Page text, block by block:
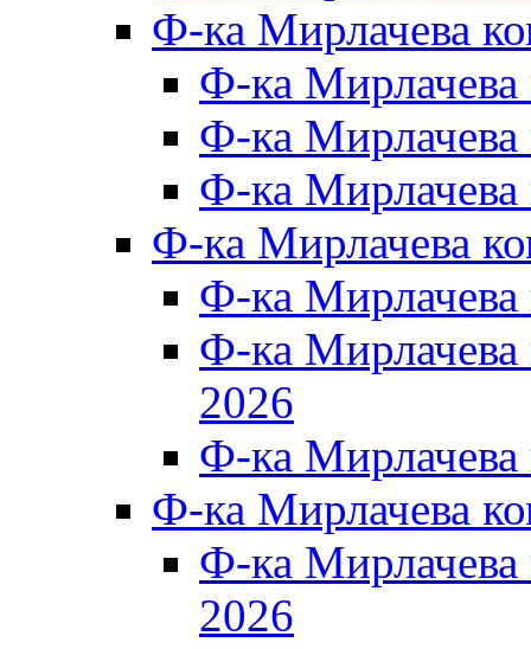
Ф-ка Мирлачева
Ф-ка
Ф-ка Мирлачева
Ф-ка Мирлачева
Ф-ка Мирлачева
Ф-ка
Ф-ка
2026
Ф-ка
Ф-ка Мирлачева
Ф-ка
2026